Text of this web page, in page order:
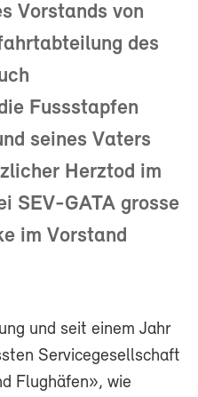
Vorstands von
des
Fussstapfen
seines Vaters
Herztod im
SEV-GATA grosse
im Vorstand
und seit einem Jahr
Servicegesellschaft
Flughäfen», wie